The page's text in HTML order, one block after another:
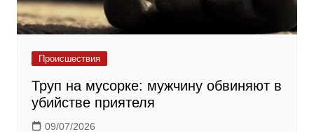
Происшествия
Труп на мусорке: мужчину обвиняют в
убийстве приятеля
09/07/2026